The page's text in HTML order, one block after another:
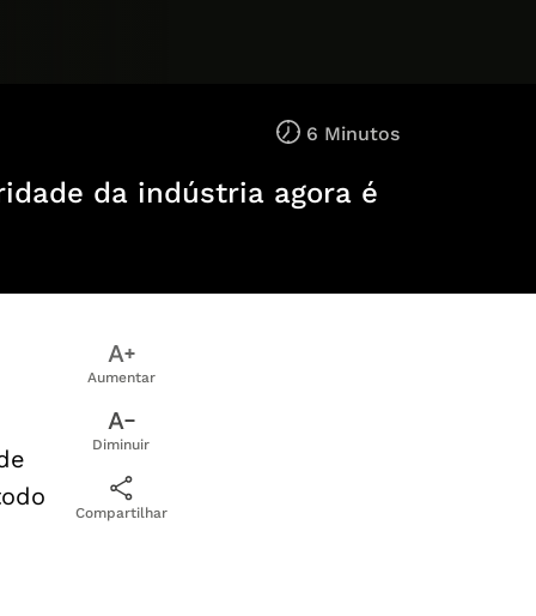
6 Minutos
da indústria agora é
Aumentar
Diminuir
Compartilhar